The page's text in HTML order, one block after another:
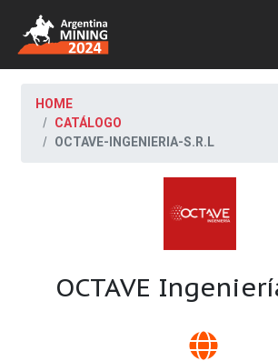
HOME
CATÁLOGO
OCTAVE-INGENIERIA-S.R.L
OCTAVE